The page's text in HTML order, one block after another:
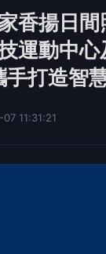
香揚日
運動中心
打造智
11:31:21